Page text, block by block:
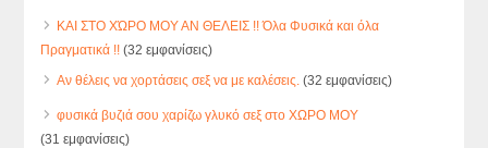
ΚΑΙ ΣΤΟ ΧΏΡΟ ΜΟΥ ΑΝ ΘΕΛΕΙΣ !! Όλα Φυσικά και όλα
Πραγματικά !! (32 εμφανίσεις)
Αν θέλεις να χορτάσεις σεξ να με καλέσεις. (32 εμφανίσεις)
φυσικά βυζιά σου χαρίζω γλυκό σεξ στο ΧΩΡΟ ΜΟΥ
(31 εμφανίσεις)